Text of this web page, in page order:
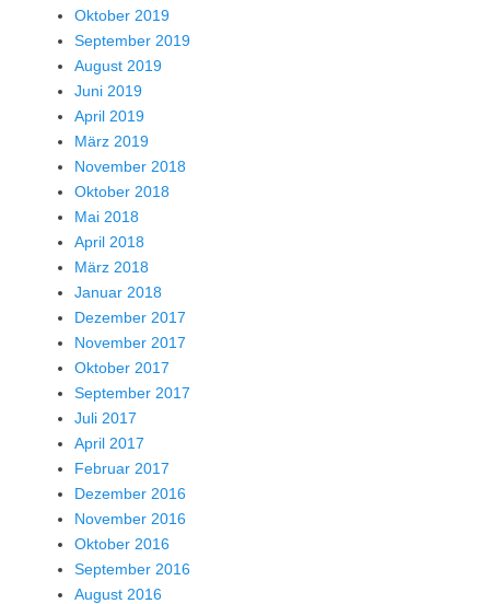
Oktober 2019
September 2019
August 2019
Juni 2019
April 2019
März 2019
November 2018
Oktober 2018
Mai 2018
April 2018
März 2018
Januar 2018
Dezember 2017
November 2017
Oktober 2017
September 2017
Juli 2017
April 2017
Februar 2017
Dezember 2016
November 2016
Oktober 2016
September 2016
August 2016